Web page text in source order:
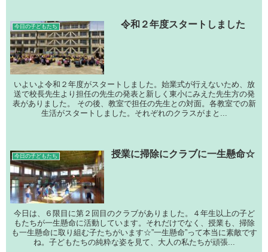
今日の子どもたち 令和２年度スタートしました
いよいよ令和２年度がスタートしました。始業式が行えないため、放
送で校長先生より担任の先生の発表と新しく東小にみえた先生方の発
表がありました。 その後、教室で担任の先生との対面。各教室での新
生活がスタートしました。それぞれのクラスがまと...
今日の子どもたち 授業に掃除にクラブに一生懸命☆
今日は、６限目に第２回目のクラブがありました。４年生以上の子ど
もたちが一生懸命に活動しています。それだけでなく、授業も、掃除
も一生懸命に取り組む子たちがいます☆”一生懸命”って本当に素敵です
ね。子どもたちの純粋な姿を見て、大人の私たちが頑張...